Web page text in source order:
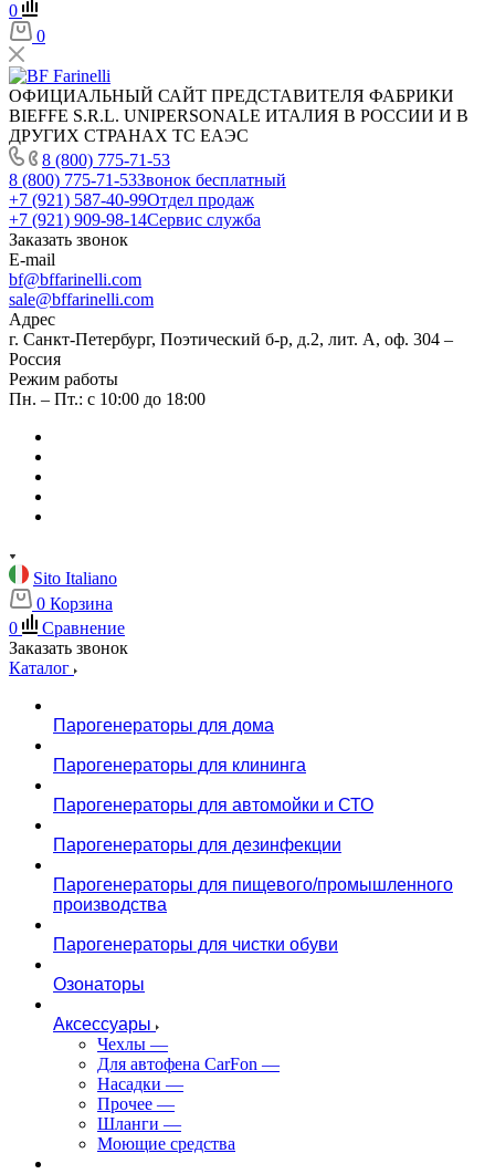
0
0
ОФИЦИАЛЬНЫЙ САЙТ ПРЕДСТАВИТЕЛЯ ФАБРИКИ
BIEFFE S.R.L. UNIPERSONALE ИТАЛИЯ В РОССИИ И В
ДРУГИХ СТРАНАХ ТС ЕАЭС
8 (800) 775-71-53
8 (800) 775-71-53Звонок бесплатный
+7 (921) 587-40-99Отдел продаж
+7 (921) 909-98-14Сервис служба
Заказать звонок
E-mail
bf@bffarinelli.com
sale@bffarinelli.com
Адрес
г. Санкт-Петербург, Поэтический б-р, д.2, лит. А, оф. 304 –
Россия
Режим работы
Пн. – Пт.: с 10:00 до 18:00
Sito Italiano
0 Корзина
0
Сравнение
Заказать звонок
Каталог
Парогенераторы для дома
Парогенераторы для клининга
Парогенераторы для автомойки и СТО
Парогенераторы для дезинфекции
Парогенераторы для пищевого/промышленного
производства
Парогенераторы для чистки обуви
Озонаторы
Аксессуары
Чехлы —
Для автофена CarFon —
Насадки —
Прочее —
Шланги —
Моющие средства